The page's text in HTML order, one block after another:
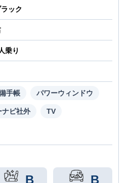
ック
人乗り
手帳 パワーウィンドウ
ナビ社外 TV
B B